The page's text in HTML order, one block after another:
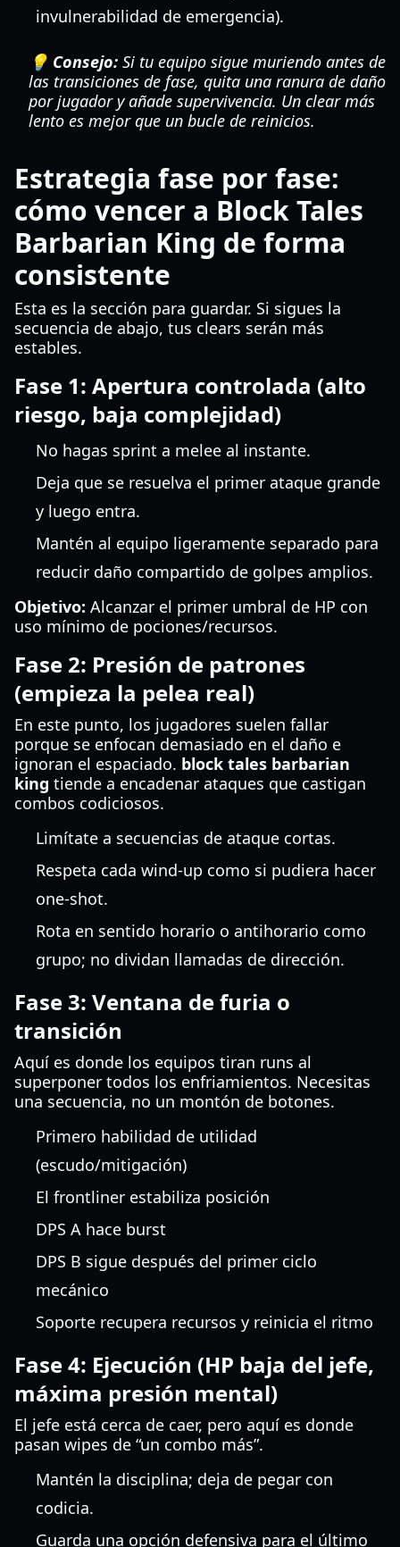
invulnerabilidad de emergencia).
💡 Consejo: Si tu equipo sigue muriendo antes de
las transiciones de fase, quita una ranura de daño
por jugador y añade supervivencia. Un clear más
lento es mejor que un bucle de reinicios.
Estrategia fase por fase:
cómo vencer a Block Tales
Barbarian King de forma
consistente
Esta es la sección para guardar. Si sigues la
secuencia de abajo, tus clears serán más
estables.
Fase 1: Apertura controlada (alto
riesgo, baja complejidad)
No hagas sprint a melee al instante.
Deja que se resuelva el primer ataque grande
y luego entra.
Mantén al equipo ligeramente separado para
reducir daño compartido de golpes amplios.
Objetivo: Alcanzar el primer umbral de HP con
uso mínimo de pociones/recursos.
Fase 2: Presión de patrones
(empieza la pelea real)
En este punto, los jugadores suelen fallar
porque se enfocan demasiado en el daño e
ignoran el espaciado. block tales barbarian
king tiende a encadenar ataques que castigan
combos codiciosos.
Limítate a secuencias de ataque cortas.
Respeta cada wind-up como si pudiera hacer
one-shot.
Rota en sentido horario o antihorario como
grupo; no dividan llamadas de dirección.
Fase 3: Ventana de furia o
transición
Aquí es donde los equipos tiran runs al
superponer todos los enfriamientos. Necesitas
una secuencia, no un montón de botones.
Primero habilidad de utilidad
(escudo/mitigación)
El frontliner estabiliza posición
DPS A hace burst
DPS B sigue después del primer ciclo
mecánico
Soporte recupera recursos y reinicia el ritmo
Fase 4: Ejecución (HP baja del jefe,
máxima presión mental)
El jefe está cerca de caer, pero aquí es donde
pasan wipes de “un combo más”.
Mantén la disciplina; deja de pegar con
codicia.
Guarda una opción defensiva para el último